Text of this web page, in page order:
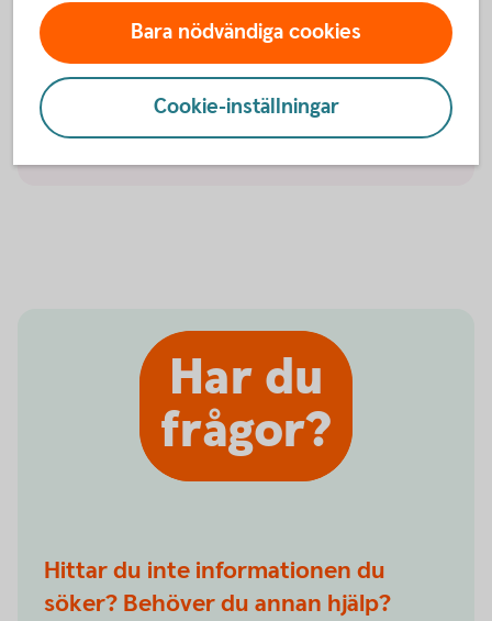
Sörmlands Sparbank
Box 156
641 22 Katrineholm.
Viktigt!Vänligen frankera kuvertet.
Hittar du inte informationen du
söker? Behöver du annan hjälp?
Har du
frågor?
Bara nödvändiga cookies
Cookie-inställningar